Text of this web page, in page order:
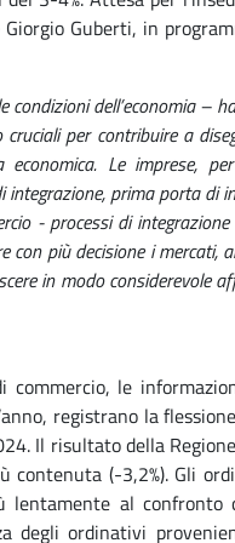
Guberti, in
condizioni dell’economia –
per contribuire a
economica. Le imprese,
prima porta di
- processi di
più decisione i mercati,
in modo considerevole
commercio, le
registrano la
Il risultato della
contenuta (-3,2%). Gli
lentamente al
degli ordinativi